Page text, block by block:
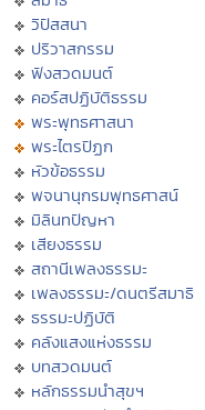
วิปัสสนา
ปริวาสกรรม
ฟังสวดมนต์
คอร์สปฏิบัติธรรม
พระพุทธศาสนา
พระไตรปิฏก
หัวข้อธรรม
พจนานุกรมพุทธศาสน์
มิลินทปัญหา
เสียงธรรม
สถานีเพลงธรรมะ
เพลงธรรมะ/ดนตรีสมาธิ
ธรรมะปฏิบัติ
คลังแสงแห่งธรรม
บทสวดมนต์
หลักธรรมนำสุขฯ